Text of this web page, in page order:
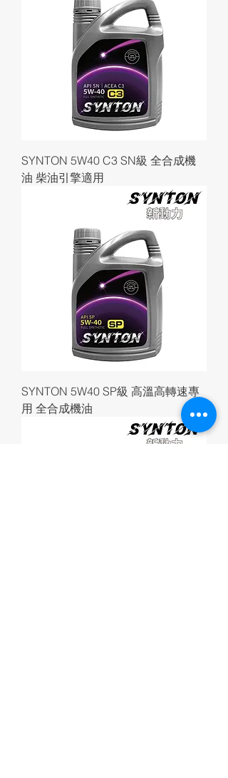
SYNTON 5W40 C3 SN級 全合成機
油 柴油引擎適用
SYNTON 5W40 SP級 高溫高轉速專
用 全合成機油